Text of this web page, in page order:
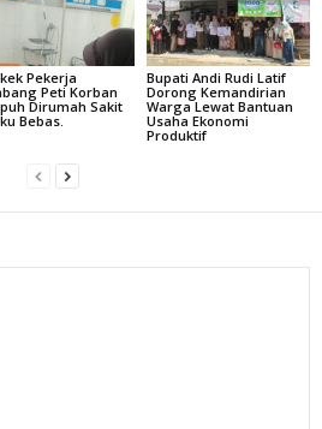
Pekerja
Peti Korban
Dirumah Sakit
Bebas.
Bupati Andi Rudi Latif
Dorong Kemandirian
Warga Lewat Bantuan
Usaha Ekonomi
Produktif